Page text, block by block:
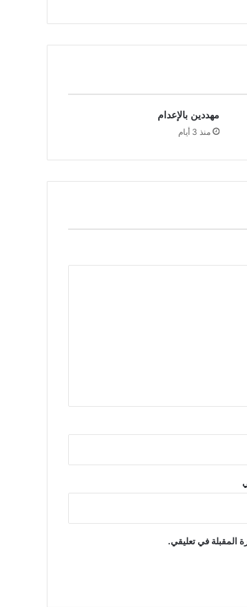
مهددين بالإعدام
منذ 3 أيام
المقبلة في تعليقي.